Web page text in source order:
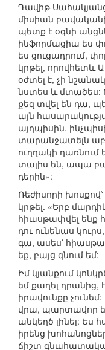
Դավիթ
միսիան
պետք է օգնի
ինֆորմացիա ես
ես ցուցադրում,
կրթել, որովհետև
օժտել է, չի
նստես և մտածես:
քեզ տվել են դա,
այն
այդպիսին,
տարանջատելն
ուղղակի դառնում
տալիս են, ապա
դերին»:
Ռեժիսորի
կրթել. «Երբ
հիասթափվել ենք
դու ունենաս
գա, ասես՝
եք, բայց գնում եմ:
Իմ կյանքում
եմ քաղել դրանից,
իրավունքը
վրա, պարտավոր
անկեղծ լինել: Ես
իրենց
ճիշտ